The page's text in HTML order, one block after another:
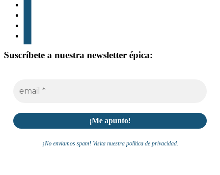
Suscríbete a nuestra newsletter épica:
¡No enviamos spam! Visita nuestra política de privacidad.